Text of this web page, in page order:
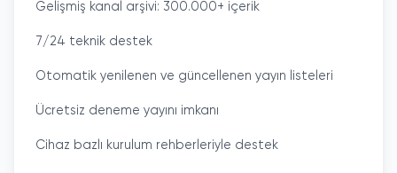
Gelişmiş kanal arşivi: 300.000+ içerik
7/24 teknik destek
Otomatik yenilenen ve güncellenen yayın listeleri
Ücretsiz deneme yayını imkanı
Cihaz bazlı kurulum rehberleriyle destek